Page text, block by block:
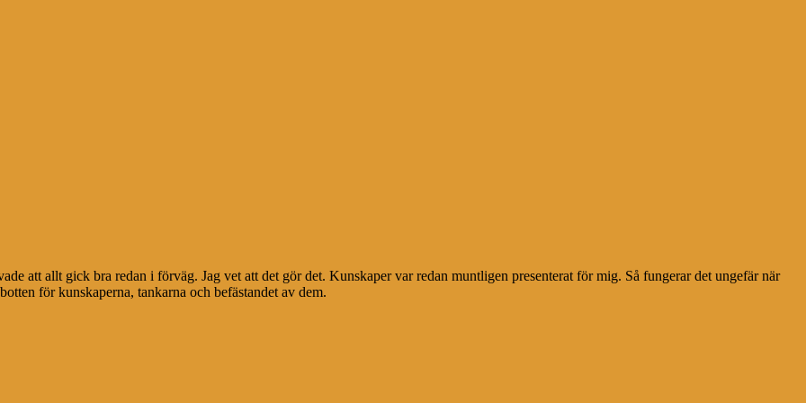
att allt gick bra redan i förväg. Jag vet att det gör det. Kunskaper var redan muntligen presenterat för mig. Så fungerar det ungefär när
för kunskaperna, tankarna och befästandet av dem.